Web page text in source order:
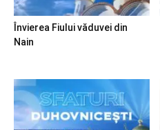
Învierea Fiului văduvei din
Nain